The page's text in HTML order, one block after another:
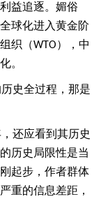
益追逐。媚俗
球化进入黄金阶
织（WTO），中
。
史全过程，那是
还应看到其历史
历史局限性是当
起步，作者群体
重的信息差距，